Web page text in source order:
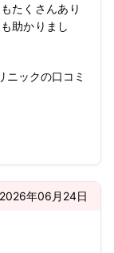
たくさんあり
助かりまし
ニックの口コミ
2026年06月24日